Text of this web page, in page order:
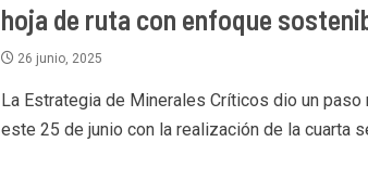
hoja de ruta con enfoque
26 junio, 2025
La Estrategia de Minerales Críticos dio un paso
este 25 de junio con la realización de la cuarta